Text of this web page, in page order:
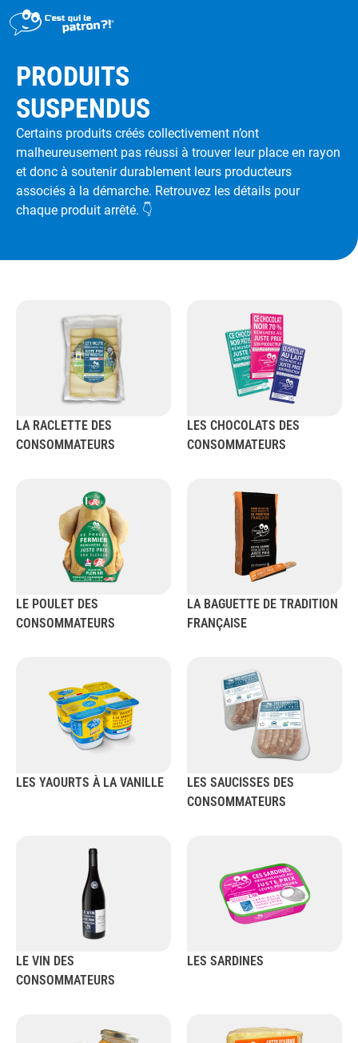
PRODUITS
POINTS DE VENTE
PARTICIPER
ACTUALITÉS
PRODUITS
SUSPENDUS
Certains produits créés collectivement n’ont
malheureusement pas réussi à trouver leur place en rayon
et donc à soutenir durablement leurs producteurs
associés à la démarche. Retrouvez les détails pour
chaque produit arrêté. 👇
LA RACLETTE DES
CONSOMMATEURS
LES CHOCOLATS DES
CONSOMMATEURS
LE POULET DES
CONSOMMATEURS
LA BAGUETTE DE TRADITION
FRANÇAISE
LES YAOURTS À LA VANILLE
LES SAUCISSES DES
CONSOMMATEURS
LE VIN DES
CONSOMMATEURS
LES SARDINES